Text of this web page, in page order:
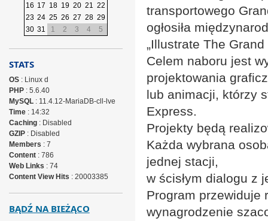
transportowego
ogłosiła
„Illustrate The Grand
Celem naboru jest
projektowania
lub animacji, którzy
Express.
Projekty będą
Każda wybrana
jednej stacji,
w ścisłym dialogu z
Program przewiduje
wynagrodzenie
16 17 18 19 20 21 22
23 24 25 26 27 28 29
30 31 1 2 3 4 5
STATS
OS: Linux d
PHP: 5.6.40
MySQL: 11.4.12-MariaDB-cll-lve
Time: 14:32
Caching: Disabled
GZIP: Disabled
Members : 7
Content: 786
Web Links : 74
Content View Hits : 20003385
BĄDŹ NA BIEŻĄCO